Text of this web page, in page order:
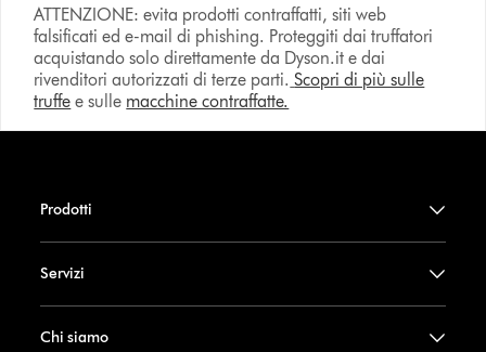
ATTENZIONE: evita prodotti contraffatti, siti web
falsificati ed e-mail di phishing. Proteggiti dai truffatori
acquistando solo direttamente da Dyson.it e dai
rivenditori autorizzati di terze parti. Scopri di più sulle
truffe e sulle macchine contraffatte.
Prodotti
Servizi
Chi siamo